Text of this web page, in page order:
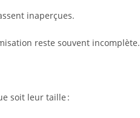
inaperçues.
reste souvent incomplète.
soit leur taille :